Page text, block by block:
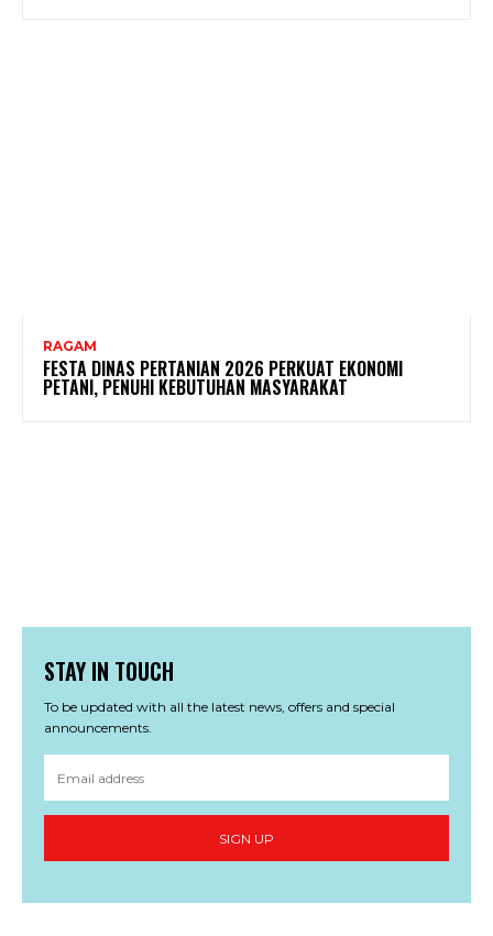
RAGAM
FESTA DINAS PERTANIAN 2026 PERKUAT EKONOMI
PETANI, PENUHI KEBUTUHAN MASYARAKAT
STAY IN TOUCH
To be updated with all the latest news, offers and special
announcements.
SIGN UP